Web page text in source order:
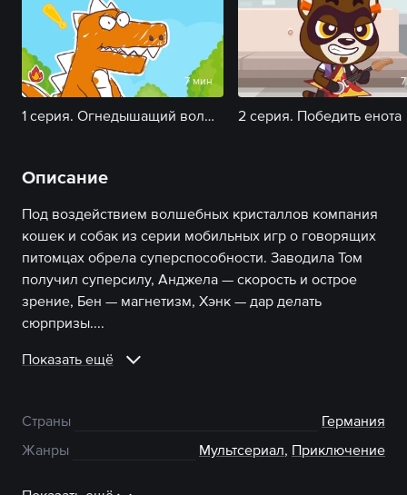
7 мин
1 серия. Огнедышащий волшебный динозавр 2 серия. Победить енота
Описание
Под воздействием волшебных кристаллов компания
кошек и собак из серии мобильных игр о говорящих
питомцах обрела суперспособности. Заводила Том
получил суперсилу, Анджела — скорость и острое
зрение, Бен — магнетизм, Хэнк — дар делать
сюрпризы....
Показать ещё
Страны
Германия
Жанры
Мультсериал, Приключение